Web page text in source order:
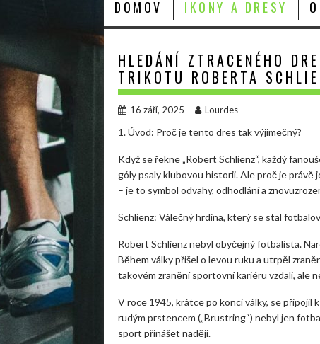
DOMOV IKONY A DRESY
HLEDÁNÍ ZTRACENÉHO
TRIKOTU ROBERTA
16 září, 2025 Lourdes
1. Úvod: Proč je tento dres tak výjimečný?
Když se řekne „Robert Schlienz“, každý
góly psaly klubovou historii. Ale proč je
– je to symbol odvahy, odhodlání a
Schlienz: Válečný hrdina, který se stal
Robert Schlienz nebyl obyčejný fotbalista.
Během války přišel o levou ruku a utrpěl
takovém zranění sportovní kariéru vzdali, ale
V roce 1945, krátce po konci války, se
rudým prstencem („Brustring“) nebyl jen
sport přinášet naději.